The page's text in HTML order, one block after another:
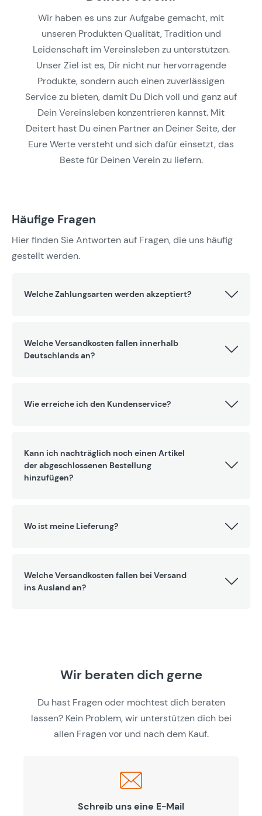
Wir haben es uns zur Aufgabe gemacht, mit
unseren Produkten Qualität, Tradition und
Leidenschaft im Vereinsleben zu unterstützen.
Unser Ziel ist es, Dir nicht nur hervorragende
Produkte, sondern auch einen zuverlässigen
Service zu bieten, damit Du Dich voll und ganz auf
Dein Vereinsleben konzentrieren kannst. Mit
Deitert hast Du einen Partner an Deiner Seite, der
Eure Werte versteht und sich dafür einsetzt, das
Beste für Deinen Verein zu liefern.
Häufige Fragen
Hier finden Sie Antworten auf Fragen, die uns häufig
gestellt werden.
Welche Zahlungsarten werden akzeptiert?
Welche Versandkosten fallen innerhalb
Deutschlands an?
Wie erreiche ich den Kundenservice?
Kann ich nachträglich noch einen Artikel
der abgeschlossenen Bestellung
hinzufügen?
Wo ist meine Lieferung?
Welche Versandkosten fallen bei Versand
ins Ausland an?
Wir beraten dich gerne
Du hast Fragen oder möchtest dich beraten
lassen? Kein Problem, wir unterstützen dich bei
allen Fragen vor und nach dem Kauf.
Schreib uns eine E-Mail